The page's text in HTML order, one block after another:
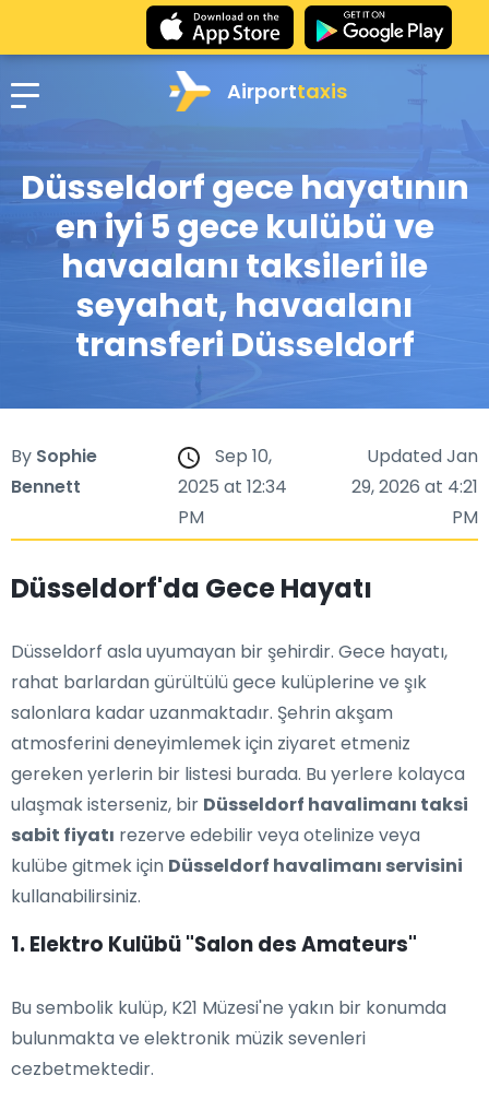
Airporttaxis
Düsseldorf gece hayatının
en iyi 5 gece kulübü ve
havaalanı taksileri ile
seyahat, havaalanı
transferi Düsseldorf
By Sophie
Bennett
Sep 10,
2025 at 12:34
PM
Updated Jan
29, 2026 at 4:21
PM
Düsseldorf'da Gece Hayatı
Düsseldorf asla uyumayan bir şehirdir. Gece hayatı,
rahat barlardan gürültülü gece kulüplerine ve şık
salonlara kadar uzanmaktadır. Şehrin akşam
atmosferini deneyimlemek için ziyaret etmeniz
gereken yerlerin bir listesi burada. Bu yerlere kolayca
ulaşmak isterseniz, bir Düsseldorf havalimanı taksi
sabit fiyatı rezerve edebilir veya otelinize veya
kulübe gitmek için Düsseldorf havalimanı servisini
kullanabilirsiniz.
1. Elektro Kulübü "Salon des Amateurs"
Bu sembolik kulüp, K21 Müzesi'ne yakın bir konumda
bulunmakta ve elektronik müzik sevenleri
cezbetmektedir.